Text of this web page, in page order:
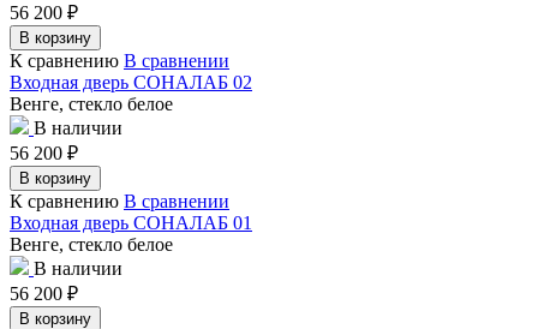
56 200 ₽
В корзину
К сравнению В сравнении
Входная дверь СОНАЛАБ 02
Венге, стекло белое
В наличии
56 200 ₽
В корзину
К сравнению В сравнении
Входная дверь СОНАЛАБ 01
Венге, стекло белое
В наличии
56 200 ₽
В корзину